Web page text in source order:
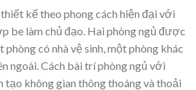
kế theo phong cách hiện đại với
be làm chủ đạo. Hai phòng ngủ được
có nhà vệ sinh, một phòng khác
ngoài. Cách bài trí phòng ngủ với
tạo không gian thông thoáng và thoải